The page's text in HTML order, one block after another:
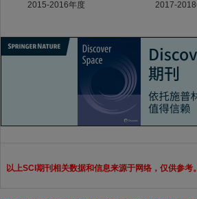
以上SCI期刊相关数据和信息来源于网络，仅供参考。